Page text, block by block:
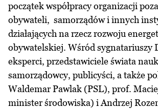
początek współpracy organizacji
obywateli, samorządów i innych
działających na rzecz rozwoju
obywatelskiej. Wśród sygnatariuszy
eksperci, przedstawiciele świata
samorządowcy, publicyści, a także
Waldemar Pawlak (PSL), prof.
minister środowiska) i Andrzej